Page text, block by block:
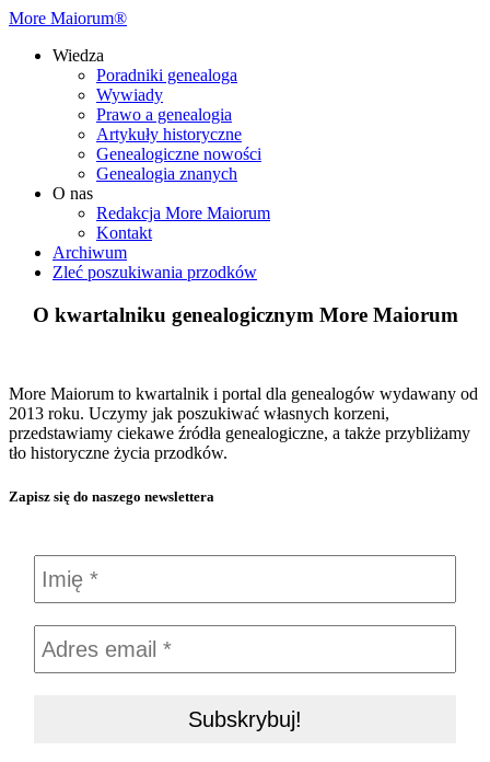
More Maiorum®
Wiedza
Poradniki genealoga
Wywiady
Prawo a genealogia
Artykuły historyczne
Genealogiczne nowości
Genealogia znanych
O nas
Redakcja More Maiorum
Kontakt
Archiwum
Zleć poszukiwania przodków
O kwartalniku genealogicznym More Maiorum
More Maiorum to kwartalnik i portal dla genealogów wydawany od
2013 roku. Uczymy jak poszukiwać własnych korzeni,
przedstawiamy ciekawe źródła genealogiczne, a także przybliżamy
tło historyczne życia przodków.
Zapisz się do naszego newslettera